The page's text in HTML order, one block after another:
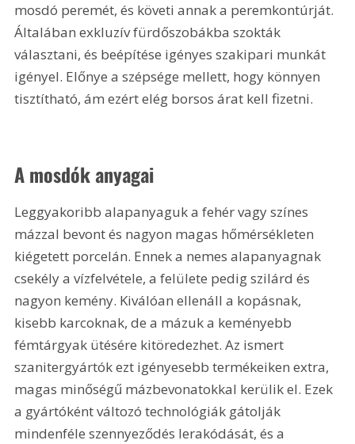
mosdó peremét, és követi annak a peremkontúrját.
Általában exkluzív fürdőszobákba szokták
választani, és beépítése igényes szakipari munkát
igényel. Előnye a szépsége mellett, hogy könnyen
tisztítható, ám ezért elég borsos árat kell fizetni.
A mosdók anyagai
Leggyakoribb alapanyaguk a fehér vagy színes
mázzal bevont és nagyon magas hőmérsékleten
kiégetett porcelán. Ennek a nemes alapanyagnak
csekély a vízfelvétele, a felülete pedig szilárd és
nagyon kemény. Kiválóan ellenáll a kopásnak,
kisebb karcoknak, de a mázuk a keményebb
fémtárgyak ütésére kitöredezhet. Az ismert
szanitergyártók ezt igényesebb termékeiken extra,
magas minőségű mázbevonatokkal kerülik el. Ezek
a gyártóként változó technológiák gátolják
mindenféle szennyeződés lerakódását, és a